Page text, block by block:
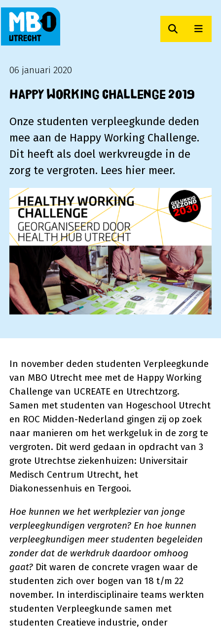
Zoeken
06 januari 2020
Happy Working Challenge 2019
Onze studenten verpleegkunde deden
mee aan de Happy Working Challenge.
Dit heeft als doel werkvreugde in de
zorg te vergroten. Lees hier meer.
In november deden studenten Verpleegkunde
van MBO Utrecht mee met de Happy Working
Challenge van UCREATE en Utrechtzorg.
Samen met studenten van Hogeschool Utrecht
en ROC Midden-Nederland gingen zij op zoek
naar manieren om het werkgeluk in de zorg te
vergroten. Dit werd gedaan in opdracht van 3
grote Utrechtse ziekenhuizen: Universitair
Medisch Centrum Utrecht, het
Diakonessenhuis en Tergooi.
Hoe kunnen we het werkplezier van jonge
verpleegkundigen vergroten? En hoe kunnen
verpleegkundigen meer studenten begeleiden
zonder dat de werkdruk daardoor omhoog
gaat? Dit waren de concrete vragen waar de
studenten zich over bogen van 18 t/m 22
november. In interdisciplinaire teams werkten
studenten Verpleegkunde samen met
studenten Creatieve industrie, onder